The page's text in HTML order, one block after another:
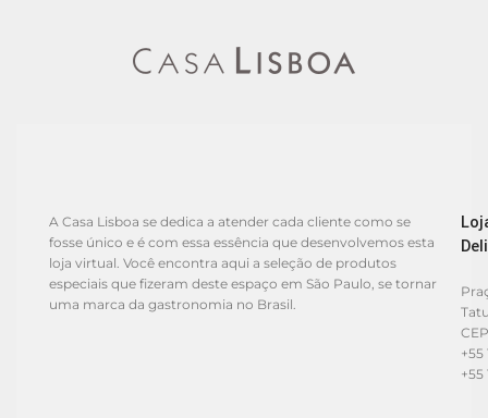
A Casa Lisboa se dedica a atender cada cliente como se
fosse único e é com essa essência que desenvolvemos esta
loja virtual. Você encontra aqui a seleção de produtos
especiais que fizeram deste espaço em São Paulo, se tornar
uma marca da gastronomia no Brasil.
+55
+55